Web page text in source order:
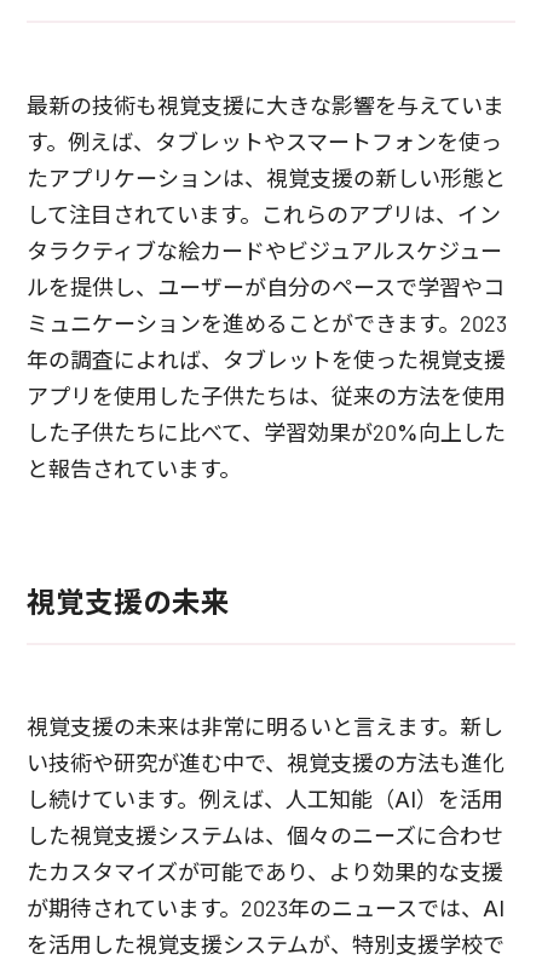
最新の技術も視覚支援に大きな影響を与えていま
す。例えば、タブレットやスマートフォンを使っ
たアプリケーションは、視覚支援の新しい形態と
して注目されています。これらのアプリは、イン
タラクティブな絵カードやビジュアルスケジュー
ルを提供し、ユーザーが自分のペースで学習やコ
ミュニケーションを進めることができます。2023
年の調査によれば、タブレットを使った視覚支援
アプリを使用した子供たちは、従来の方法を使用
した子供たちに比べて、学習効果が20%向上した
と報告されています。
視覚支援の未来
視覚支援の未来は非常に明るいと言えます。新し
い技術や研究が進む中で、視覚支援の方法も進化
し続けています。例えば、人工知能（AI）を活用
した視覚支援システムは、個々のニーズに合わせ
たカスタマイズが可能であり、より効果的な支援
が期待されています。2023年のニュースでは、AI
を活用した視覚支援システムが、特別支援学校で